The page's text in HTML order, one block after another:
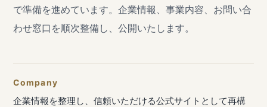
で準備を進めています。企業情報、事業内容、お問い合
わせ窓口を順次整備し、公開いたします。
Company
企業情報を整理し、信頼いただける公式サイトとして再構